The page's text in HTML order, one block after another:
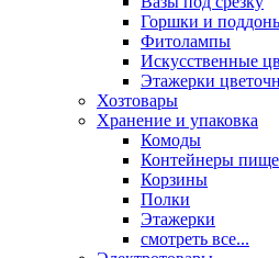
Горшки и
Фитолампы
Искусственные
Этажерки
Хозтовары
Хранение и упаковка
Комоды
Контейнеры
Корзины
Полки
Этажерки
смотреть все...